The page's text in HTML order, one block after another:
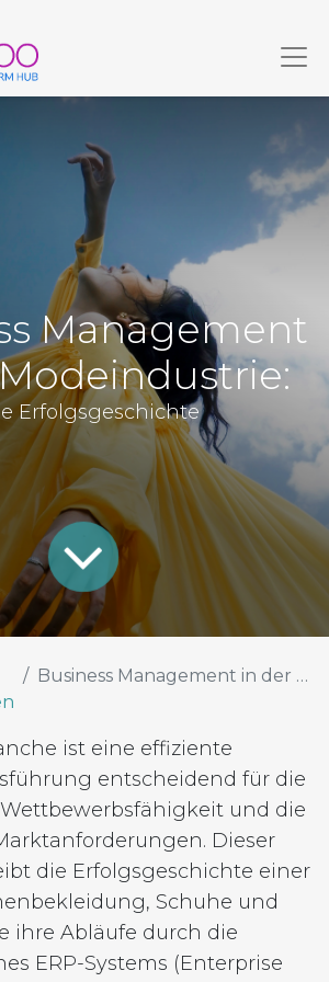
Management
Erfolgsgeschichte
Business Management in der Modeindustrie:
ist eine effiziente
entscheidend für die
und die
Dieser
die Erfolgsgeschichte einer
Schuhe und
ihre Abläufe durch die
ERP-Systems (Enterprise